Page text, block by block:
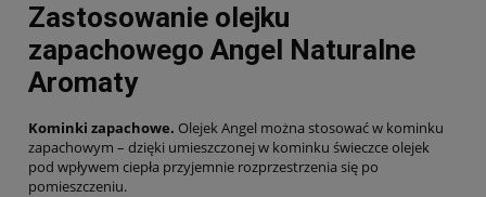
Zastosowanie olejku
zapachowego Angel Naturalne
Aromaty
Kominki zapachowe. Olejek Angel można stosować w kominku
zapachowym – dzięki umieszczonej w kominku świeczce olejek
pod wpływem ciepła przyjemnie rozprzestrzenia się po
pomieszczeniu.